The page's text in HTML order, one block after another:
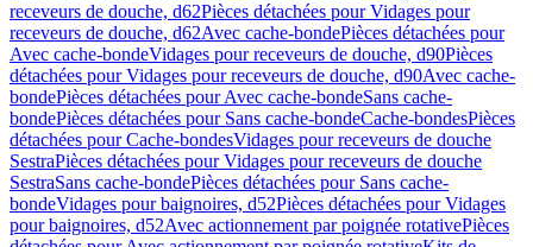
receveurs de douche, d62Pièces détachées pour Vidages pour
receveurs de douche, d62Avec cache-bondePièces détachées pour
Avec cache-bondeVidages pour receveurs de douche, d90Pièces
détachées pour Vidages pour receveurs de douche, d90Avec cache-
bondePièces détachées pour Avec cache-bondeSans cache-
bondePièces détachées pour Sans cache-bondeCache-bondesPièces
détachées pour Cache-bondesVidages pour receveurs de douche
SestraPièces détachées pour Vidages pour receveurs de douche
SestraSans cache-bondePièces détachées pour Sans cache-
bondeVidages pour baignoires, d52Pièces détachées pour Vidages
pour baignoires, d52Avec actionnement par poignée rotativePièces